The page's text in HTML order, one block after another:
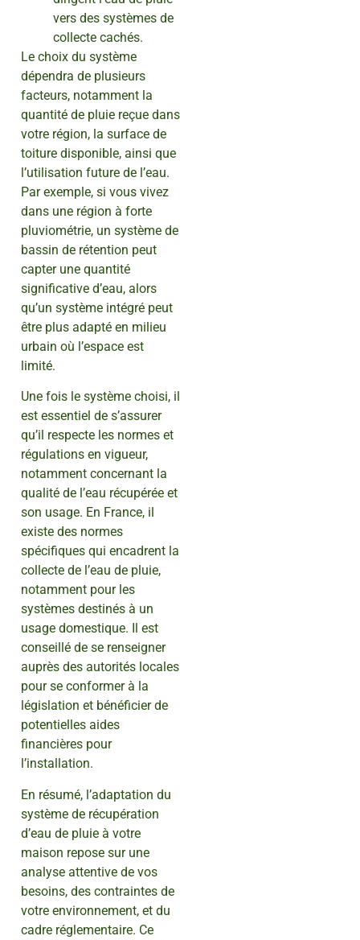
vers des systèmes de
collecte cachés.
Le choix du système
dépendra de plusieurs
facteurs, notamment la
quantité de pluie reçue dans
votre région, la surface de
toiture disponible, ainsi que
l’utilisation future de l’eau.
Par exemple, si vous vivez
dans une région à forte
pluviométrie, un système de
bassin de rétention peut
capter une quantité
significative d’eau, alors
qu’un système intégré peut
être plus adapté en milieu
urbain où l’espace est
limité.
Une fois le système choisi, il
est essentiel de s’assurer
qu’il respecte les normes et
régulations en vigueur,
notamment concernant la
qualité de l’eau récupérée et
son usage. En France, il
existe des normes
spécifiques qui encadrent la
collecte de l’eau de pluie,
notamment pour les
systèmes destinés à un
usage domestique. Il est
conseillé de se renseigner
auprès des autorités locales
pour se conformer à la
législation et bénéficier de
potentielles aides
financières pour
l’installation.
En résumé, l’adaptation du
système de récupération
d’eau de pluie à votre
maison repose sur une
analyse attentive de vos
besoins, des contraintes de
votre environnement, et du
cadre réglementaire. Ce